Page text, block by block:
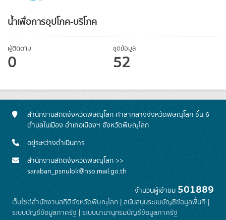
น้ำเพื่อการอุปโภค-บริโภค
ผู้ติดตาม
0
ชุดข้อมูล
52
สำนักงานสถิติจังหวัดพิษณุโลก ศาลากลางจังหวัดพิษณุโลก ชั้น 6
ตำบลในเมือง อำเภอเมืองฯ จังหวัดพิษณุโลก
อยู่ระหว่างดำเนินการ
สำนักงานสถิติจังหวัดพิษณุโลก >>
saraban_psnulok@nso.mail.go.th
จำนวนผู้เข้าชม 501889
เว็บไซต์สำนักงานสถิติจังหวัดพิษณุโลก | สนับสนุนระบบบัญชีข้อมูลพื้นที่ |
ระบบบัญชีข้อมูลภาครัฐ | ระบบนามานุกรมบัญชีข้อมูลภาครัฐ